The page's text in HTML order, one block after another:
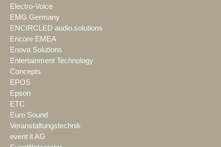
Electro-Voice
EMG Germany
ENCIRCLED audio.solutions
Encore EMEA
Enova Solutions
Entertainment Technology
Concepts
EPOS
Epson
ETC
Euro Sound
Veranstaltungstechnik
event it AG